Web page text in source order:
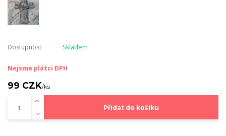
Dostupnost Skladem
Nejsme plátci DPH
99 CZK/ks
Přidat do košíku